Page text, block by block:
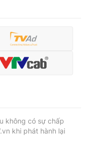
không có sự chấp
khi phát hành lại